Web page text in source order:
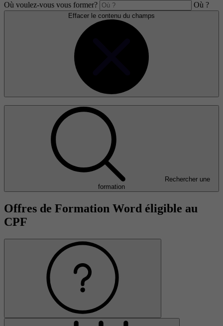
Où voulez-vous vous former? Où ?
Effacer le contenu du champs
Rechercher une
formation
Offres de Formation Word éligible au
CPF